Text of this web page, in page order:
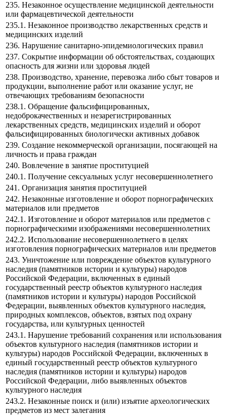
235. Незаконное осуществление медицинской деятельности
или фармацевтической деятельности
235.1. Незаконное производство лекарственных средств и
медицинских изделий
236. Нарушение санитарно-эпидемиологических правил
237. Сокрытие информации об обстоятельствах, создающих
опасность для жизни или здоровья людей
238. Производство, хранение, перевозка либо сбыт товаров и
продукции, выполнение работ или оказание услуг, не
отвечающих требованиям безопасности
238.1. Обращение фальсифицированных,
недоброкачественных и незарегистрированных
лекарственных средств, медицинских изделий и оборот
фальсифицированных биологически активных добавок
239. Создание некоммерческой организации, посягающей на
личность и права граждан
240. Вовлечение в занятие проституцией
240.1. Получение сексуальных услуг несовершеннолетнего
241. Организация занятия проституцией
242. Незаконные изготовление и оборот порнографических
материалов или предметов
242.1. Изготовление и оборот материалов или предметов с
порнографическими изображениями несовершеннолетних
242.2. Использование несовершеннолетнего в целях
изготовления порнографических материалов или предметов
243. Уничтожение или повреждение объектов культурного
наследия (памятников истории и культуры) народов
Российской Федерации, включенных в единый
государственный реестр объектов культурного наследия
(памятников истории и культуры) народов Российской
Федерации, выявленных объектов культурного наследия,
природных комплексов, объектов, взятых под охрану
государства, или культурных ценностей
243.1. Нарушение требований сохранения или использования
объектов культурного наследия (памятников истории и
культуры) народов Российской Федерации, включенных в
единый государственный реестр объектов культурного
наследия (памятников истории и культуры) народов
Российской Федерации, либо выявленных объектов
культурного наследия
243.2. Незаконные поиск и (или) изъятие археологических
предметов из мест залегания